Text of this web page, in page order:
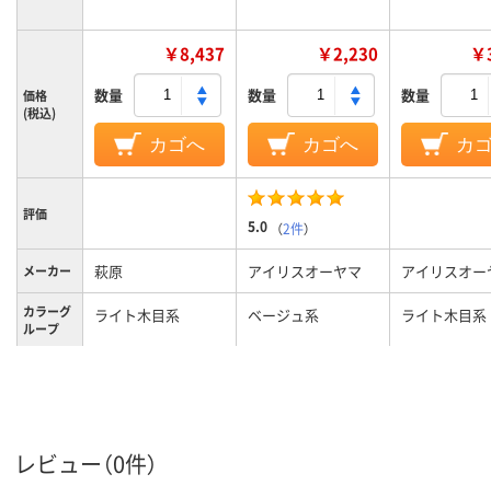
価格
(税込)
￥8,437
数量
カゴへ
￥2,230
数量
カゴへ
数量
カ
評価
5.0 （2件）
メーカー 萩原 アイリスオーヤマ アイリスオー
カラーグ
ループ
ライト木目系 ベージュ系 ライト木目系
レビュー（0件）